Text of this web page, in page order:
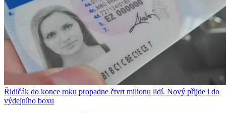
Řidičák do konce roku propadne čtvrt milionu lidí. Nový přijde i do
výdejního boxu